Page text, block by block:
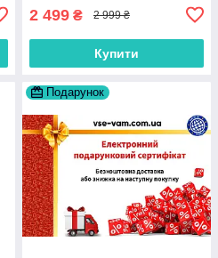
2 499 ₴ 2 999 ₴
Купити
Подарунок